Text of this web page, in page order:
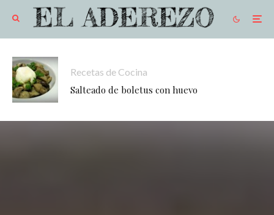
Recetas de Cocina
Salteado de boletus con huevo